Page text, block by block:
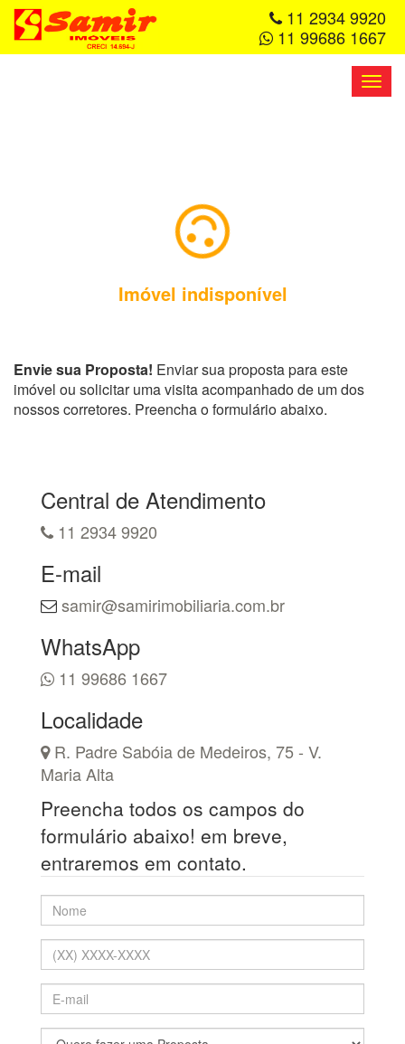
11 2934 9920
11 99686 1667
Imóvel indisponível
Envie sua Proposta! Enviar sua proposta para este
imóvel ou solicitar uma visita acompanhado de um dos
nossos corretores. Preencha o formulário abaixo.
Central de Atendimento
11 2934 9920
E-mail
samir@samirimobiliaria.com.br
WhatsApp
11 99686 1667
Localidade
R. Padre Sabóia de Medeiros, 75 - V.
Maria Alta
Preencha todos os campos do
formulário abaixo! em breve,
entraremos em contato.